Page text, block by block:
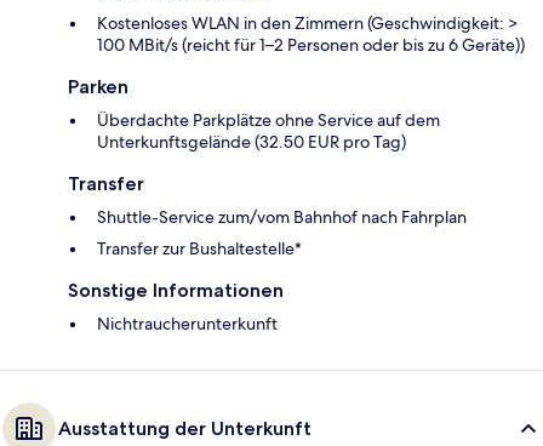
Kostenloses WLAN in den Zimmern (Geschwindigkeit: >
100 MBit/s (reicht für 1–2 Personen oder bis zu 6 Geräte))
Parken
Überdachte Parkplätze ohne Service auf dem
Unterkunftsgelände (32.50 EUR pro Tag)
Transfer
Shuttle-Service zum/vom Bahnhof nach Fahrplan
Transfer zur Bushaltestelle*
Sonstige Informationen
Nichtraucherunterkunft
Ausstattung der Unterkunft